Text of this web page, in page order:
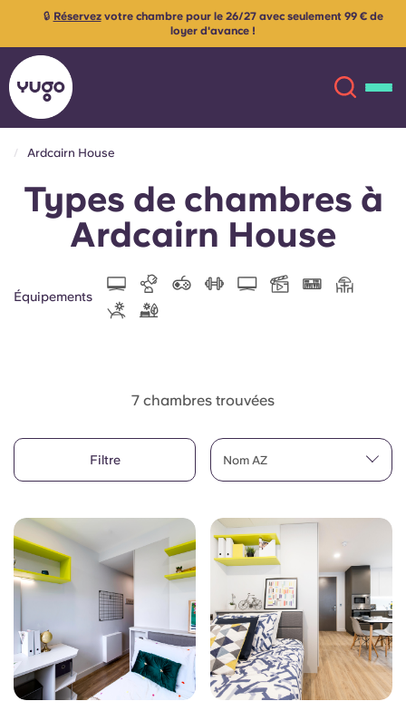
À propos
Lieux
Plus
English (GB)
Chinese
Español
Català
Sélectionnez un pays
Choisissez une résidence
Se connecter
Réservez maintenant
English (GB)
English (US)
Chinese Español
Réservez votre chambre pour le 26/27 avec seulement 99 € de
loyer d'avance !
Ardcairn House
Types de chambres à
Ardcairn House
Équipements
7 chambres trouvées
Filtre Nom AZ